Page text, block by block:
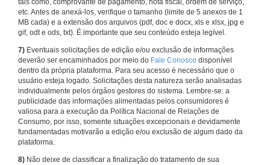
tais como, comprovante de pagamento, nota fiscal, ordem de serviço,
etc. Antes de anexá-los, verifique o tamanho (limite de 5 anexos de 1
MB cada) e a extensão dos arquivos (pdf, doc e docx, xls e xlsx, jpg e
gif, odt e ods, txt). É importante que seu conteúdo esteja legível.
7) Eventuais solicitações de edição e/ou exclusão de informações
deverão ser encaminhados por meio do Fale Conosco disponível
dentro da própria plataforma. Para seu acesso é necessário que o
usuário esteja logado. Solicitações desta natureza serão analisadas
individualmente pelos órgãos gestores do sistema. Lembre-se: a
publicidade das informações alimentadas pelos consumidores é
valiosa para a execução da Política Nacional de Relações de
Consumo, por isso, somente situações excepcionais e devidamente
fundamentadas motivarão a edição e/ou exclusão de algum dado da
plataforma.
8) Não deixe de classificar a finalização do tratamento de sua